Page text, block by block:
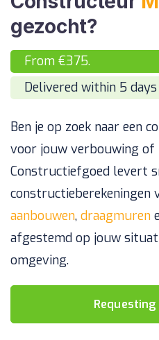
gezocht?
From €375.
Delivered within 5 days
Ben je op zoek naar een
voor jouw verbouwing of
Constructiefgoed levert
constructieberekeningen
aanbouwen, draagmuren
afgestemd op jouw
omgeving.